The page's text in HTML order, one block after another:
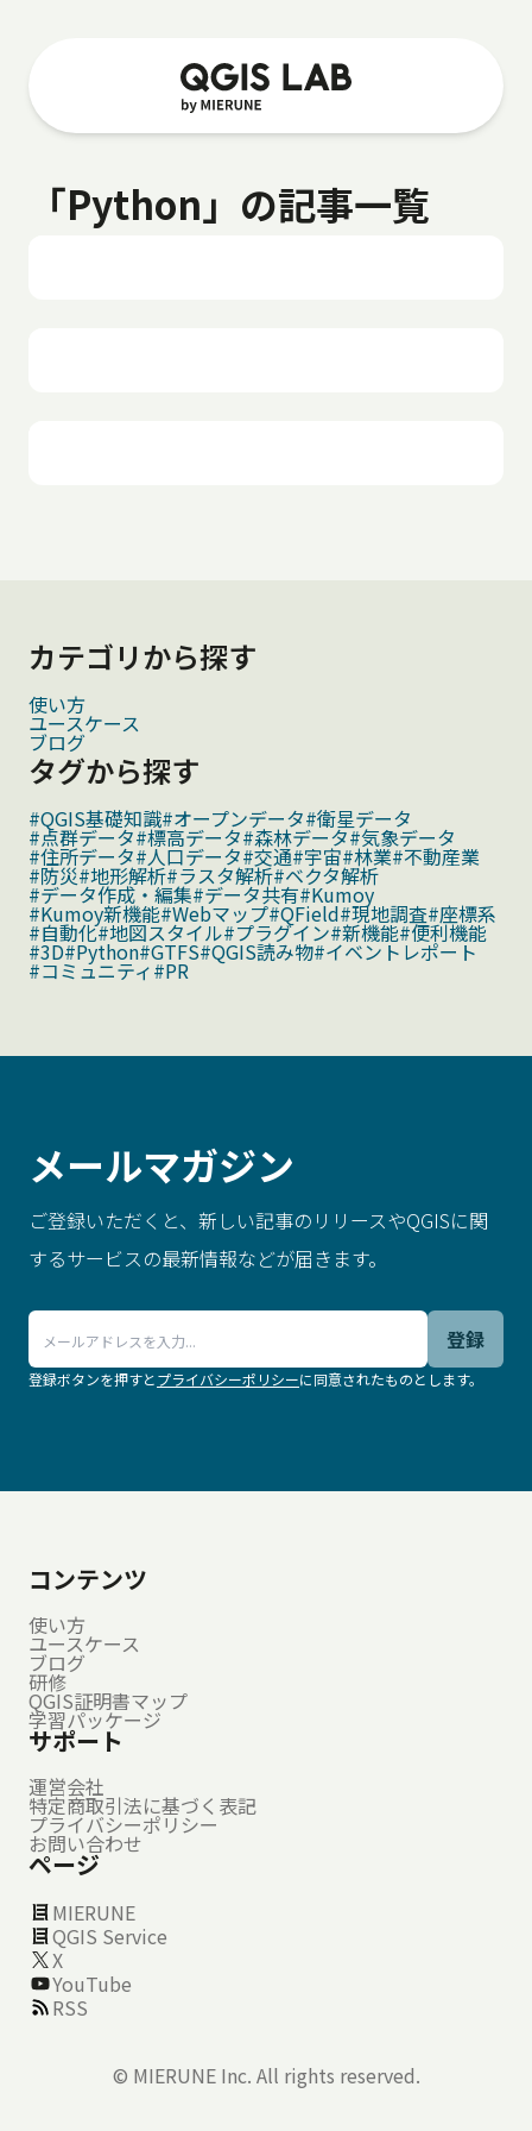
「Python」の記事一覧
カテゴリから探す
使い方
ユースケース
ブログ
タグから探す
#QGIS基礎知識#オープンデータ#衛星データ
#点群データ#標高データ#森林データ#気象データ
#住所データ#人口データ#交通#宇宙#林業#不動産業
#防災#地形解析#ラスタ解析#ベクタ解析
#データ作成・編集#データ共有#Kumoy
#Kumoy新機能#Webマップ#QField#現地調査#座標系
#自動化#地図スタイル#プラグイン#新機能#便利機能
#3D#Python#GTFS#QGIS読み物#イベントレポート
#コミュニティ#PR
メールマガジン
ご登録いただくと、新しい記事のリリースやQGISに関
するサービスの最新情報などが届きます。
登録
登録ボタンを押すとプライバシーポリシーに同意されたものとします。
コンテンツ
使い方
ユースケース
ブログ
研修
QGIS証明書マップ
学習パッケージ
サポート
運営会社
特定商取引法に基づく表記
プライバシーポリシー
お問い合わせ
ページ
MIERUNE
QGIS Service
X
YouTube
RSS
© MIERUNE Inc. All rights reserved.